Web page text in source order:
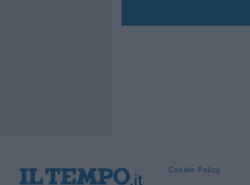
Cookie Policy